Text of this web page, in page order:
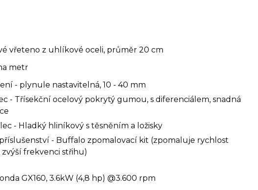
vřeteno z uhlíkové oceli, průměr 20 cm
metr
- plynule nastavitelná, 10 - 40 mm
- Třísekční ocelový pokrytý gumou, s diferenciálem, snadná
- Hladký hliníkový s těsněním a ložisky
- Buffalo zpomalovací kit (zpomaluje rychlost
zvýší frekvenci střihu)
GX160, 3.6kW (4,8 hp) @3.600 rpm